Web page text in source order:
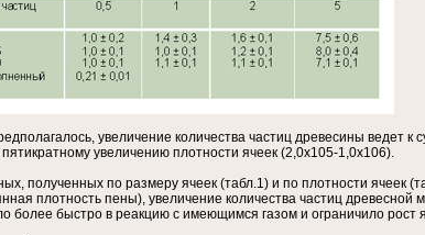
увеличение количества частиц древесины ведет
пятикратному увеличению плотности ячеек (2,0х105-1,0х106).
полученных по размеру ячеек (табл.1) и по плотности ячеек
плотность пены), увеличение количества частиц
более быстро в реакцию с имеющимся газом и ограничило рост